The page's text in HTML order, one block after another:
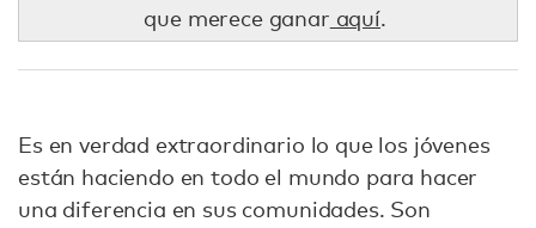
que merece ganar aquí.
Es en verdad extraordinario lo que los jóvenes
están haciendo en todo el mundo para hacer
una diferencia en sus comunidades. Son